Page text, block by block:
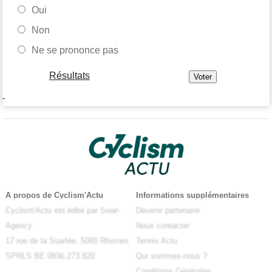
Oui
Non
Ne se prononce pas
Résultats
-
A propos de Cyclism'Actu
Cyclism'Actu est édité par Swar-
Agency
17 rue de la Suarlée, 5080 Rhisnes
SPRLS BE 0836.273.820
Informations supplémentaires
Devenir partenaire
Nous contacter
Tennis Actu
Qui sommes-nous ?